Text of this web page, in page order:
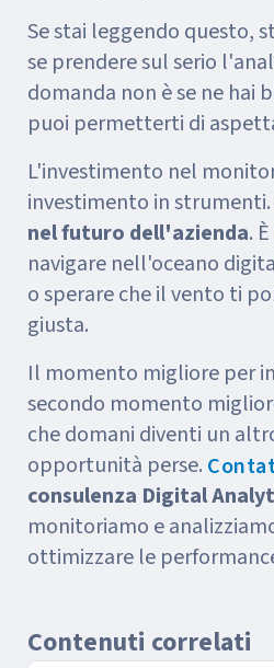
Se stai leggendo questo,
se prendere sul serio
domanda non è se ne hai
puoi permetterti di
L'investimento nel
investimento in strumenti.
nel futuro dell'azienda.
navigare nell'oceano
o sperare che il vento ti
giusta.
Il momento migliore per
secondo momento
che domani diventi un
opportunità perse.
consulenza Digital
monitoriamo e
ottimizzare le
Contenuti correlati